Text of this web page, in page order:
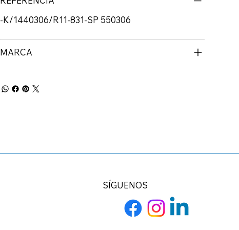
-K/1440306/R11-831-SP 550306
MARCA
SÍGUENOS